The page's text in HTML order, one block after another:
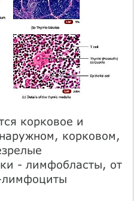
корковое и
корковом,
- лимфобласты, от
лимфоциты